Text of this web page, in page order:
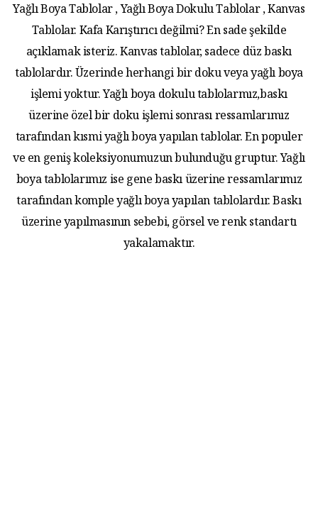
Yağlı Boya Tablolar , Yağlı Boya Dokulu Tablolar , Kanvas
Tablolar. Kafa Karıştırıcı değilmi? En sade şekilde
açıklamak isteriz. Kanvas tablolar, sadece düz baskı
tablolardır. Üzerinde herhangi bir doku veya yağlı boya
işlemi yoktur. Yağlı boya dokulu tablolarmız,baskı
üzerine özel bir doku işlemi sonrası ressamlarımız
tarafından kısmi yağlı boya yapılan tablolar. En populer
ve en geniş koleksiyonumuzun bulunduğu gruptur. Yağlı
boya tablolarımız ise gene baskı üzerine ressamlarımız
tarafından komple yağlı boya yapılan tablolardır. Baskı
üzerine yapılmasının sebebi, görsel ve renk standartı
yakalamaktır.